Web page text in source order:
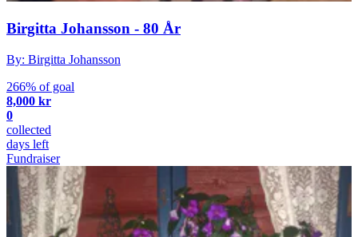
Birgitta Johansson - 80 År
By: Birgitta Johansson
266% of goal
8,000 kr
0
collected
days left
Fundraiser